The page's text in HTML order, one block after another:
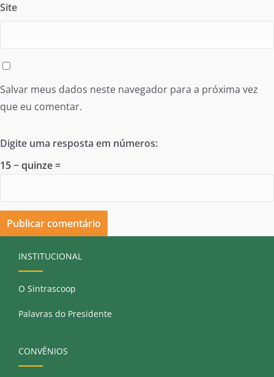
Site
Salvar meus dados neste navegador para a próxima vez
que eu comentar.
Digite uma resposta em números:
15 − quinze =
INSTITUCIONAL
O Sintrascoop
Palavras do Presidente
CONVÊNIOS